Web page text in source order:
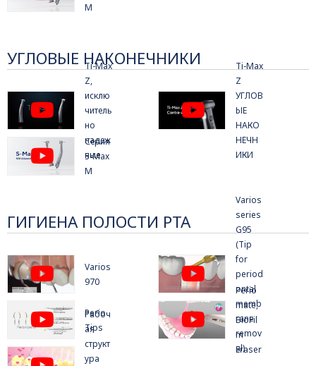
M
УГЛОВЫЕ НАКОНЕЧНИКИ
Ti-Max
Z,
исклю
читель
но
надеж
ные
Ti-Max
Z
УГЛОВ
ЫЕ
НАКО
НЕЧН
ИКИ
Серия
S-Max
M
ГИГИЕНА ПОЛОСТИ РТА
Varios
970
Varios
series
G95
(Tip
for
period
ontal
memb
rane
remov
al)
Perio
Tips
Perio
mate,
BioFil
m
Eraser
Рабоч
ая
структ
ура